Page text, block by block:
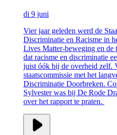
di 9 juni
Vier jaar geleden werd de
Discriminatie en Racisme in
Lives Matter-beweging en de
dat racisme en discriminatie
juist óók bij de overheid zelf.
staatscommissie met het
Discriminatie Doorbreken.
Sylvester was bij De Rode
over het rapport te praten.